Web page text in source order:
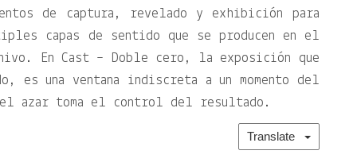
de captura, revelado y exhibición para
capas de sentido que se producen en el
En Cast – Doble cero, la exposición que
es una ventana indiscreta a un momento del
azar toma el control del resultado.
Translate